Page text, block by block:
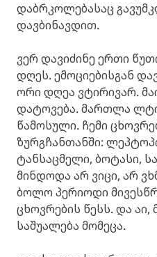
დაბრკოლებასაც
დავბინავდით.
ვერ დავიძინე ერთი
დღეს. ემოციებისგან
ორი დღეა ვტირივარ.
დატოვება. მართლა
წამოსული. ჩემი
ზურგჩანთანში:
ტანსაცმელი, ბოტასი,
მინდოდა არ ვიცი, არ
ბოლო პერიოდი
ცხოვრების წესს. და აი,
საშუალება მომეცა.